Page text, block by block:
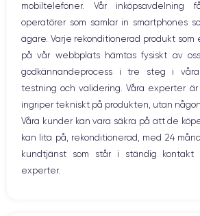
Nom GPU
GPU 5 cœurs
Fréq.
3.22 GHz
12 Mpx 12 Mpx
Résolution vidéo
4K - 3840 x 2160 px Oui, 20W
Batterie Type de
Bluetooth
WiFi
Nätverk
Vibration
Prise USB
mobiltelefoner. Vår inköpsavdelning
operatörer som samlar in smartphones
ägare. Varje rekonditionerad produkt som
på vår webbplats hämtas fysiskt av
godkännandeprocess i tre steg i våra
testning och validering. Våra experter
ingriper tekniskt på produkten, utan
Våra kunder kan vara säkra på att de
kan lita på, rekonditionerad, med 24
kundtjänst som står i ständig kontakt
experter.